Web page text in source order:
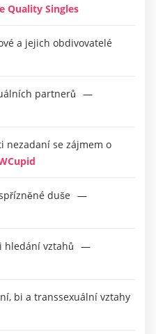
Quality Singles
a jejich obdivovatelé
partnerů
nezadaní se zájmem o
duše
hledání vztahů
bi a transsexuální vztahy